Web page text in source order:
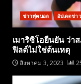
ข่าวฟุตบอล อัปเดตข่า
เมาริซิโอยืนยัน ว่า
ฟิลด์ไม่ใช่ต้นเหตุ
สิงหาคม 3, 2023